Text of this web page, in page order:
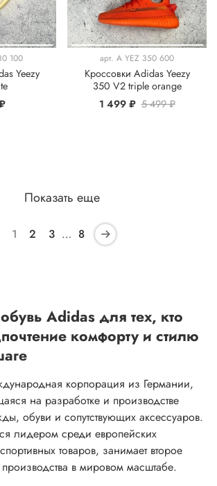
100
Yeezy
арт. A YEZ 350 600
Кроссовки Adidas Yeezy
350 V2 triple orange
1 499 ₽ 5 499 ₽
Показать еще
1 2 3 … 8
Adidas для тех, кто
комфорту и стилю
корпорация из Германии,
на разработке и производстве
обуви и сопутствующих аксессуаров.
лидером среди европейских
товаров, занимает второе
в мировом масштабе.